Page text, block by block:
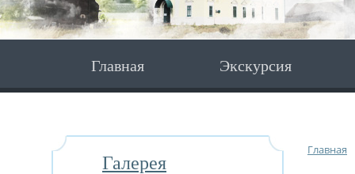
Главная Экскурсия
Галерея
Главная